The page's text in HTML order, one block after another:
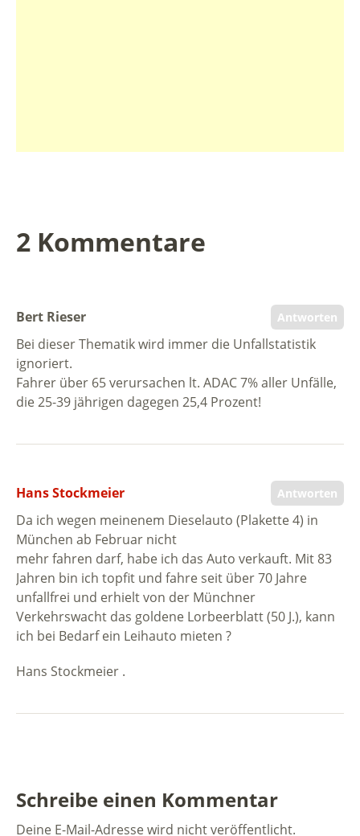
2 Kommentare
Antworten
Bert Rieser
Bei dieser Thematik wird immer die Unfallstatistik
ignoriert.
Fahrer über 65 verursachen lt. ADAC 7% aller Unfälle,
die 25-39 jährigen dagegen 25,4 Prozent!
Antworten
Hans Stockmeier
Da ich wegen meinenem Dieselauto (Plakette 4) in
München ab Februar nicht
mehr fahren darf, habe ich das Auto verkauft. Mit 83
Jahren bin ich topfit und fahre seit über 70 Jahre
unfallfrei und erhielt von der Münchner
Verkehrswacht das goldene Lorbeerblatt (50 J.), kann
ich bei Bedarf ein Leihauto mieten ?
Hans Stockmeier .
Schreibe einen Kommentar
Deine E-Mail-Adresse wird nicht veröffentlicht.